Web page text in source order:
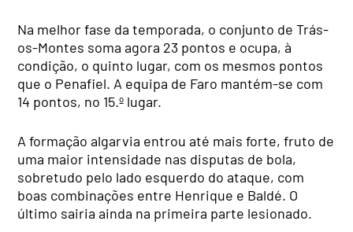
Na melhor fase da temporada, o conjunto de Trás-
os-Montes soma agora 23 pontos e ocupa, à
condição, o quinto lugar, com os mesmos pontos
que o Penafiel. A equipa de Faro mantém-se com
14 pontos, no 15.º lugar.
A formação algarvia entrou até mais forte, fruto de
uma maior intensidade nas disputas de bola,
sobretudo pelo lado esquerdo do ataque, com
boas combinações entre Henrique e Baldé. O
último sairia ainda na primeira parte lesionado.